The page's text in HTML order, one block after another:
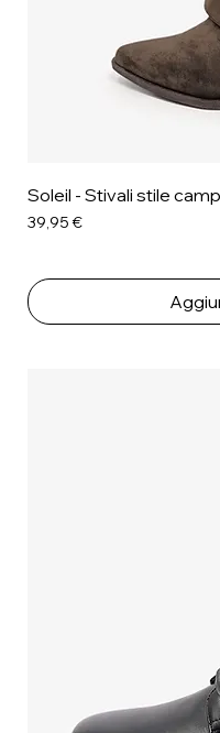
Soleil - Stivali stile
Prezzo
39,95 €